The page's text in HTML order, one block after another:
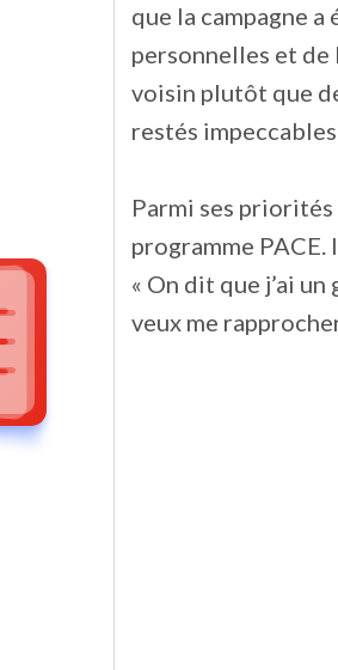
que la campagne
personnelles et de
voisin plutôt que
restés
Parmi ses
programme
« On dit que j’ai un
veux me